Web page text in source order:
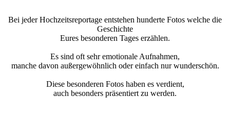
Bei jeder Hochzeitsreportage entstehen hunderte Fotos welche die
Geschichte
Eures besonderen Tages erzählen.
Es sind oft sehr emotionale Aufnahmen,
manche davon außergewöhnlich oder einfach nur wunderschön.
Diese besonderen Fotos haben es verdient,
auch besonders präsentiert zu werden.